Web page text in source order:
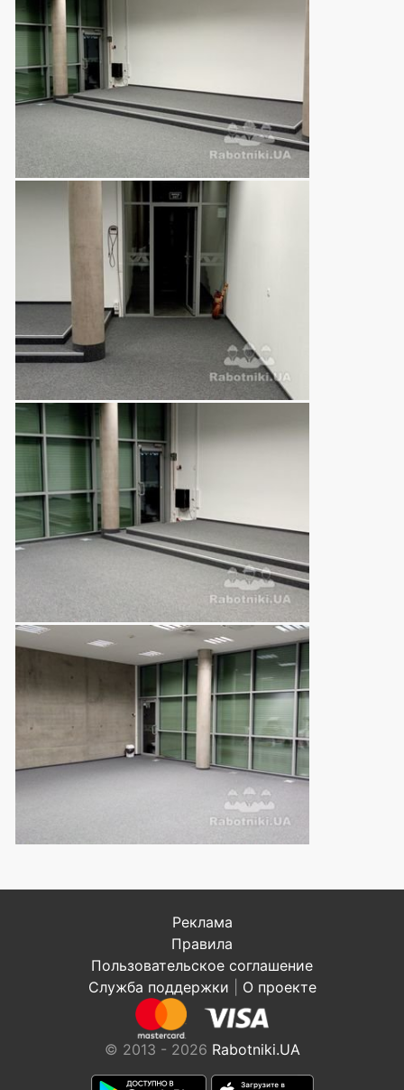
Реклама
Правила
Пользовательское соглашение
Служба поддержки
О проекте
© 2013 - 2026 Rabotniki.UA